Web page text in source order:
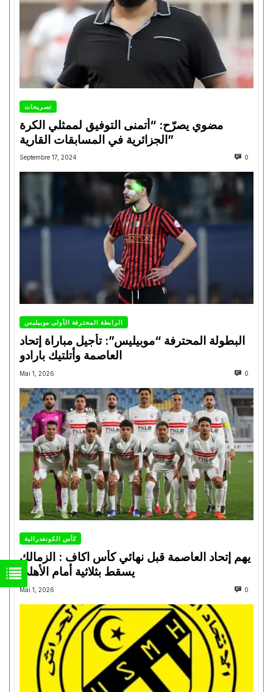
تصريحات
مضوي يصرّح: “أتمنى التوفيق لممثلي الكرة
الجزائرية في المسابقات القارية”
Septembre 17, 2024 0
الرابطة المحترفة الأولى موبيليس
البطولة المحترفة “موبيليس”: تأجيل مباراة إتحاد
العاصمة وأتلتيك بارادو
Mai 1, 2026 0
كأس الكونفدرالية
يهم إتحاد العاصمة قبل نهائي كأس اكاف : الزمالك
Mai 1, 2026 0